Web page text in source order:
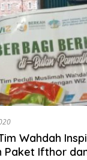
Wahdah
Paket Ifthor